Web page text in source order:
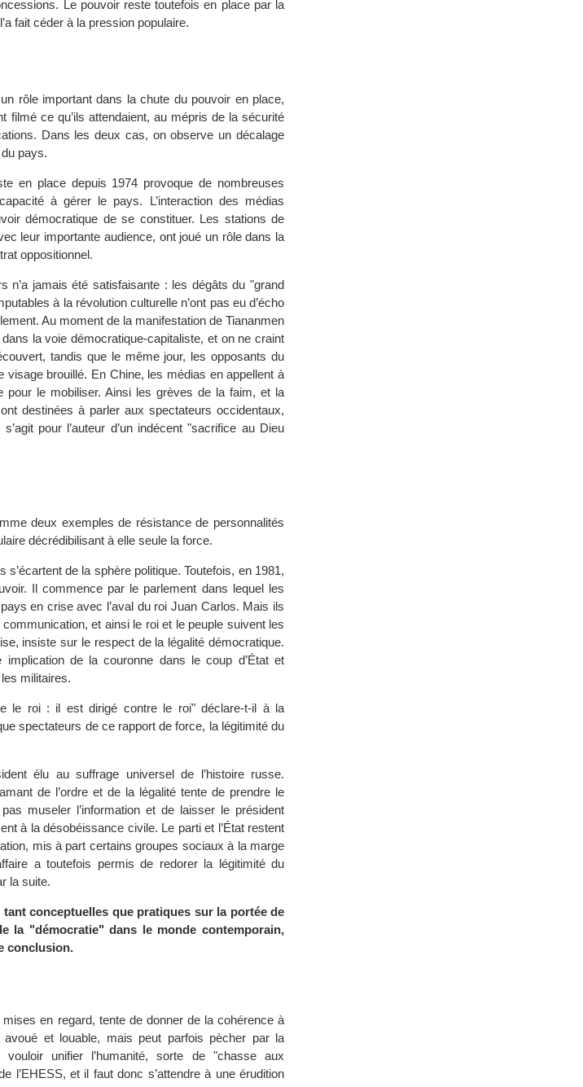
Le pouvoir reste toutefois en place par la
fait céder à la pression populaire.
rôle important dans la chute du pouvoir en place,
filmé ce qu’ils attendaient, au mépris de la sécurité
Dans les deux cas, on observe un décalage
pays.
en place depuis 1974 provoque de nombreuses
à gérer le pays. L’interaction des médias
démocratique de se constituer. Les stations de
leur importante audience, ont joué un rôle dans la
oppositionnel.
n’a jamais été satisfaisante : les dégâts du "grand
à la révolution culturelle n’ont pas eu d’écho
Au moment de la manifestation de Tiananmen
la voie démocratique-capitaliste, et on ne craint
tandis que le même jour, les opposants du
brouillé. En Chine, les médias en appellent à
pour le mobiliser. Ainsi les grèves de la faim, et la
destinées à parler aux spectateurs occidentaux,
pour l’auteur d’un indécent "sacrifice au Dieu
deux exemples de résistance de personnalités
décrédibilisant à elle seule la force.
de la sphère politique. Toutefois, en 1981,
Il commence par le parlement dans lequel les
en crise avec l’aval du roi Juan Carlos. Mais ils
et ainsi le roi et le peuple suivent les
insiste sur le respect de la légalité démocratique.
implication de la couronne dans le coup d’État et
militaires.
le roi : il est dirigé contre le roi" déclare-t-il à la
spectateurs de ce rapport de force, la légitimité du
élu au suffrage universel de l’histoire russe.
de l’ordre et de la légalité tente de prendre le
museler l’information et de laisser le président
à la désobéissance civile. Le parti et l’État restent
mis à part certains groupes sociaux à la marge
a toutefois permis de redorer la légitimité du
la suite.
conceptuelles que pratiques sur la portée de
la "démocratie" dans le monde contemporain,
conclusion.
en regard, tente de donner de la cohérence à
avoué et louable, mais peut parfois pècher par la
unifier l’humanité, sorte de "chasse aux
l’EHESS, et il faut donc s’attendre à une érudition